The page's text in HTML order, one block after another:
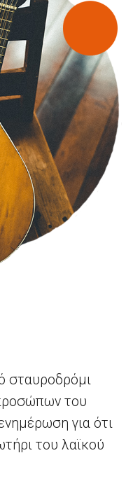
σταυροδρόμι
του
για ότι
του λαϊκού